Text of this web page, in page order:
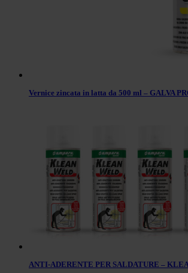
Vernice zincata in latta da 500 ml – GALVA
ANTI-ADERENTE PER SALDATURE –